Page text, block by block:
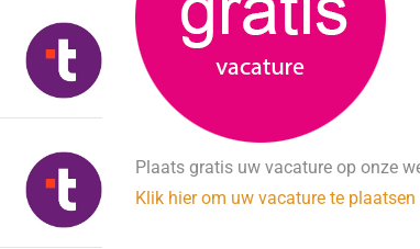
Plaats gratis uw vacature op onze
Klik hier om uw vacature te plaatsen